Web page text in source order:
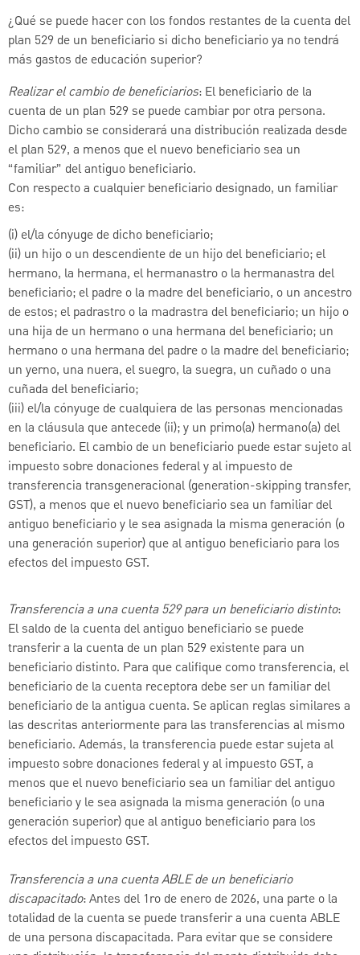
¿Qué se puede hacer con los fondos restantes de la cuenta del
plan 529 de un beneficiario si dicho beneficiario ya no tendrá
más gastos de educación superior?
Realizar el cambio de beneficiarios: El beneficiario de la
cuenta de un plan 529 se puede cambiar por otra persona.
Dicho cambio se considerará una distribución realizada desde
el plan 529, a menos que el nuevo beneficiario sea un
“familiar” del antiguo beneficiario.
Con respecto a cualquier beneficiario designado, un familiar
es:
(i) el/la cónyuge de dicho beneficiario;
(ii) un hijo o un descendiente de un hijo del beneficiario; el
hermano, la hermana, el hermanastro o la hermanastra del
beneficiario; el padre o la madre del beneficiario, o un ancestro
de estos; el padrastro o la madrastra del beneficiario; un hijo o
una hija de un hermano o una hermana del beneficiario; un
hermano o una hermana del padre o la madre del beneficiario;
un yerno, una nuera, el suegro, la suegra, un cuñado o una
cuñada del beneficiario;
(iii) el/la cónyuge de cualquiera de las personas mencionadas
en la cláusula que antecede (ii); y un primo(a) hermano(a) del
beneficiario. El cambio de un beneficiario puede estar sujeto al
impuesto sobre donaciones federal y al impuesto de
transferencia transgeneracional (generation-skipping transfer,
GST), a menos que el nuevo beneficiario sea un familiar del
antiguo beneficiario y le sea asignada la misma generación (o
una generación superior) que al antiguo beneficiario para los
efectos del impuesto GST.
Transferencia a una cuenta 529 para un beneficiario distinto:
El saldo de la cuenta del antiguo beneficiario se puede
transferir a la cuenta de un plan 529 existente para un
beneficiario distinto. Para que califique como transferencia, el
beneficiario de la cuenta receptora debe ser un familiar del
beneficiario de la antigua cuenta. Se aplican reglas similares a
las descritas anteriormente para las transferencias al mismo
beneficiario. Además, la transferencia puede estar sujeta al
impuesto sobre donaciones federal y al impuesto GST, a
menos que el nuevo beneficiario sea un familiar del antiguo
beneficiario y le sea asignada la misma generación (o una
generación superior) que al antiguo beneficiario para los
efectos del impuesto GST.
Transferencia a una cuenta ABLE de un beneficiario
discapacitado: Antes del 1ro de enero de 2026, una parte o la
totalidad de la cuenta se puede transferir a una cuenta ABLE
de una persona discapacitada. Para evitar que se considere